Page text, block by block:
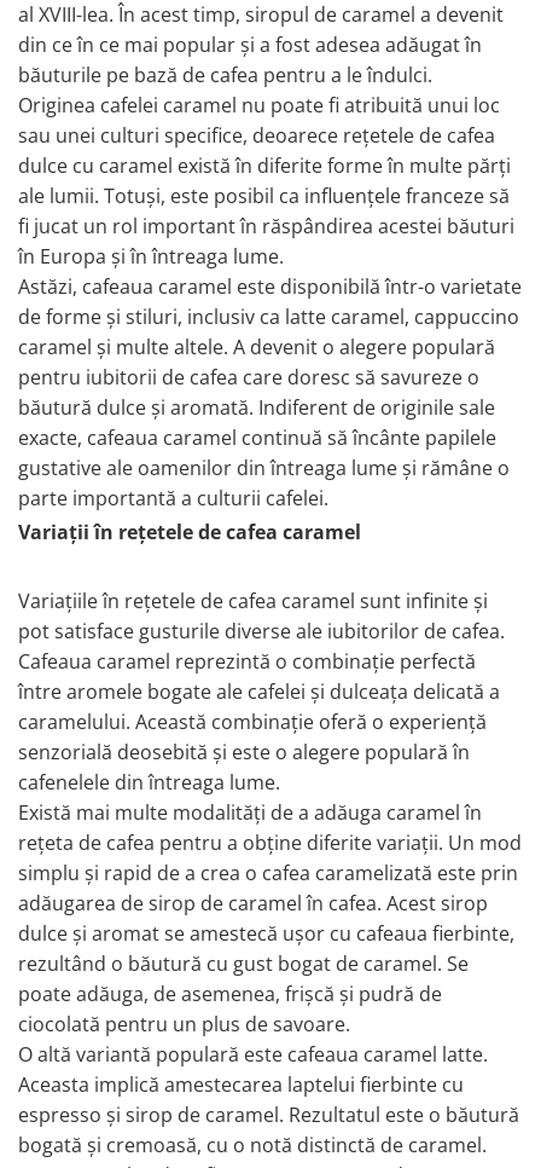
al XVIII-lea. În acest timp, siropul de caramel a devenit
din ce în ce mai popular și a fost adesea adăugat în
băuturile pe bază de cafea pentru a le îndulci.
Originea cafelei caramel nu poate fi atribuită unui loc
sau unei culturi specifice, deoarece rețetele de cafea
dulce cu caramel există în diferite forme în multe părți
ale lumii. Totuși, este posibil ca influențele franceze să
fi jucat un rol important în răspândirea acestei băuturi
în Europa și în întreaga lume.
Astăzi, cafeaua caramel este disponibilă într-o varietate
de forme și stiluri, inclusiv ca latte caramel, cappuccino
caramel și multe altele. A devenit o alegere populară
pentru iubitorii de cafea care doresc să savureze o
băutură dulce și aromată. Indiferent de originile sale
exacte, cafeaua caramel continuă să încânte papilele
gustative ale oamenilor din întreaga lume și rămâne o
parte importantă a culturii cafelei.
Variații în rețetele de cafea caramel
Variațiile în rețetele de cafea caramel sunt infinite și
pot satisface gusturile diverse ale iubitorilor de cafea.
Cafeaua caramel reprezintă o combinație perfectă
între aromele bogate ale cafelei și dulceața delicată a
caramelului. Această combinație oferă o experiență
senzorială deosebită și este o alegere populară în
cafenelele din întreaga lume.
Există mai multe modalități de a adăuga caramel în
rețeta de cafea pentru a obține diferite variații. Un mod
simplu și rapid de a crea o cafea caramelizată este prin
adăugarea de sirop de caramel în cafea. Acest sirop
dulce și aromat se amestecă ușor cu cafeaua fierbinte,
rezultând o băutură cu gust bogat de caramel. Se
poate adăuga, de asemenea, frișcă și pudră de
ciocolată pentru un plus de savoare.
O altă variantă populară este cafeaua caramel latte.
Aceasta implică amestecarea laptelui fierbinte cu
espresso și sirop de caramel. Rezultatul este o băutură
bogată și cremoasă, cu o notă distinctă de caramel.